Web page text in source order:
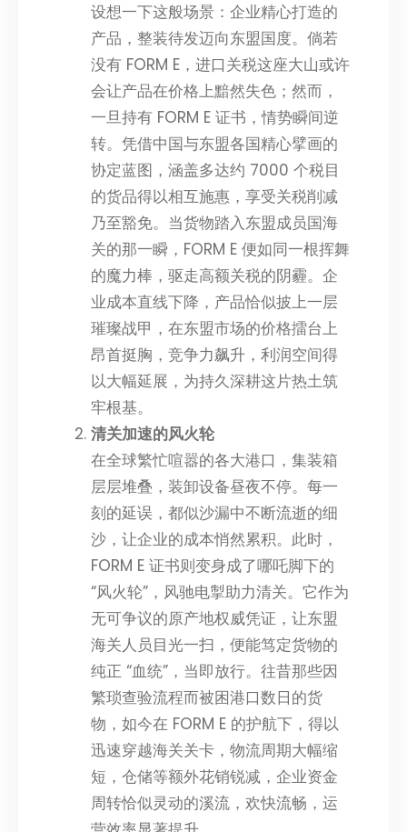
设想一下这般场景：企业精心打造的
产品，整装待发迈向东盟国度。倘若
没有 FORM E，进口关税这座大山或许
会让产品在价格上黯然失色；然而，
一旦持有 FORM E 证书，情势瞬间逆
转。凭借中国与东盟各国精心擘画的
协定蓝图，涵盖多达约 7000 个税目
的货品得以相互施惠，享受关税削减
乃至豁免。当货物踏入东盟成员国海
关的那一瞬，FORM E 便如同一根挥舞
的魔力棒，驱走高额关税的阴霾。企
业成本直线下降，产品恰似披上一层
璀璨战甲，在东盟市场的价格擂台上
昂首挺胸，竞争力飙升，利润空间得
以大幅延展，为持久深耕这片热土筑
牢根基。
清关加速的风火轮
在全球繁忙喧嚣的各大港口，集装箱
层层堆叠，装卸设备昼夜不停。每一
刻的延误，都似沙漏中不断流逝的细
沙，让企业的成本悄然累积。此时，
FORM E 证书则变身成了哪吒脚下的
“风火轮”，风驰电掣助力清关。它作为
无可争议的原产地权威凭证，让东盟
海关人员目光一扫，便能笃定货物的
纯正 “血统”，当即放行。往昔那些因
繁琐查验流程而被困港口数日的货
物，如今在 FORM E 的护航下，得以
迅速穿越海关关卡，物流周期大幅缩
短，仓储等额外花销锐减，企业资金
周转恰似灵动的溪流，欢快流畅，运